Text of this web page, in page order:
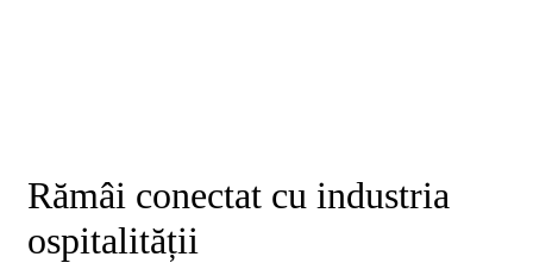
Rămâi conectat cu industria
ospitalității